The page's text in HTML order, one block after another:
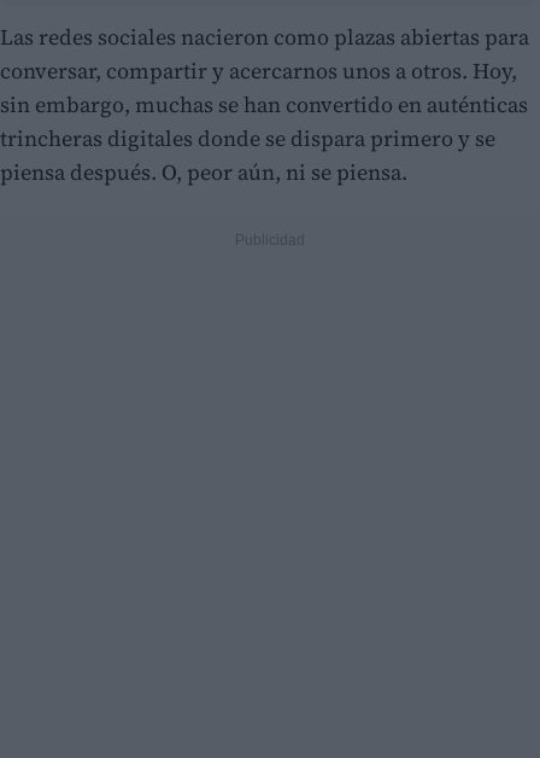
Las redes sociales nacieron como plazas abiertas para
conversar, compartir y acercarnos unos a otros. Hoy,
sin embargo, muchas se han convertido en auténticas
trincheras digitales donde se dispara primero y se
piensa después. O, peor aún, ni se piensa.